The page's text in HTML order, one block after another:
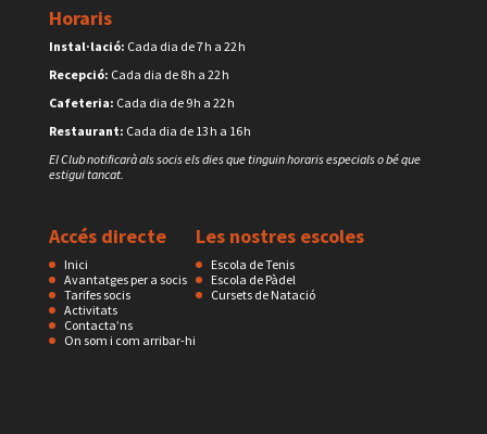
Horaris
Instal·lació: Cada dia de 7 h a 22 h
Recepció: Cada dia de 8 h a 22 h
Cafeteria: Cada dia de 9 h a 22 h
Restaurant: Cada dia de 13 h a 16 h
El Club notificarà als socis els dies que tinguin horaris especials o bé que
estigui tancat.
Accés directe
Inici
Avantatges per a socis
Tarifes socis
Activitats
Contacta’ns
On som i com arribar-hi
Les nostres escoles
Escola de Tenis
Escola de Pàdel
Cursets de Natació